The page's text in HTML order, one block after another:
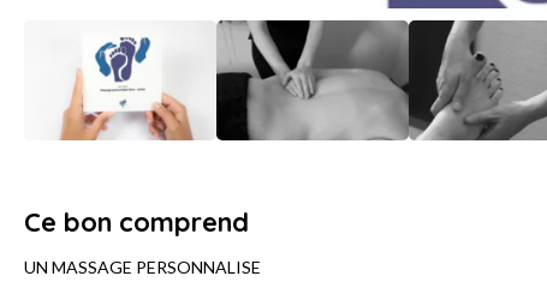
Ce bon comprend
UN MASSAGE PERSONNALISE